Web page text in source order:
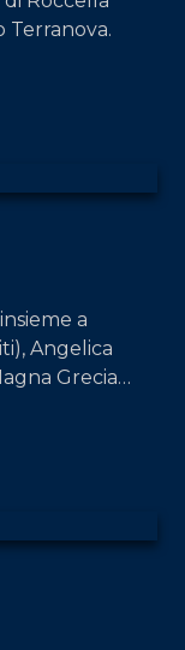
Terranova.
a
Angelica
Grecia